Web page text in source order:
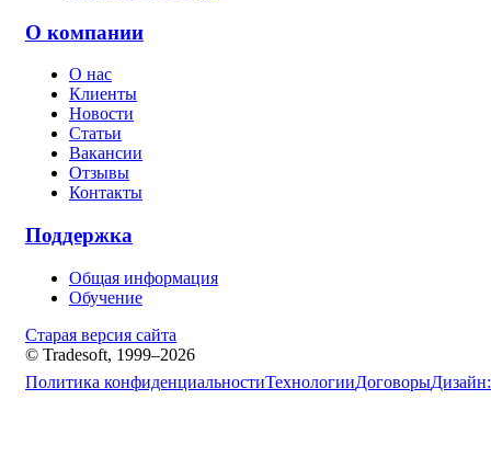
О компании
О нас
Клиенты
Новости
Статьи
Вакансии
Отзывы
Контакты
Поддержка
Общая информация
Обучение
Старая версия сайта
© Tradesoft, 1999–2026
Политика конфиденциальностиТехнологииДоговорыДизайн: